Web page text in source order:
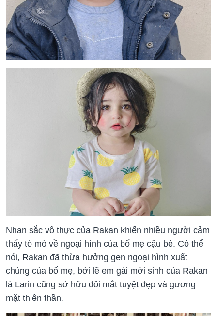
Nhan sắc vô thực của Rakan khiến nhiều người cảm
thấy tò mò về ngoại hình của bố mẹ cậu bé. Có thể
nói, Rakan đã thừa hưởng gen ngoại hình xuất
chúng của bố mẹ, bởi lẽ em gái mới sinh của Rakan
là Larin cũng sở hữu đôi mắt tuyệt đẹp và gương
mặt thiên thần.